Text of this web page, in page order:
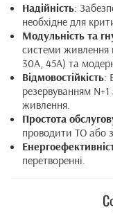
Надійність:
необхідне для
Модульність та
системи живлення
30А, 45А) та
Відмовостійкість:
резервуванням
живлення.
Простота
проводити ТО або
перетворенні.